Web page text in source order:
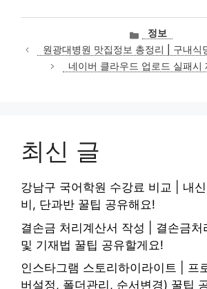
카
테
고
리
정보
원광대병원 맛집정보 총정리 | 구내식
네이버 클라우드 업로드 실패시
최신 글
강남구 국어학원 수강료 비교 | 내
비, 단과반 꿀팁 공유해요!
결손금 처리계산서 작성 | 결손금처
및 기재법 꿀팁 공유할게요!
인스타그램 스토리하이라이트 | 프
버설정, 폴더관리, 순서변경) 꿀팁